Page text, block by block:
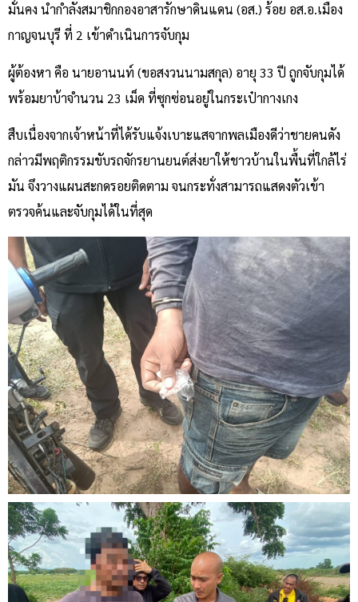
มั่นคง นำกำลังสมาชิกกองอาสารักษาดินแดน (อส.) ร้อย อส.อ.เมือง
กาญจนบุรี ที่ 2 เข้าดำเนินการจับกุม
ผู้ต้องหา คือ นายอานนท์ (ขอสงวนนามสกุล) อายุ 33 ปี ถูกจับกุมได้
พร้อมยาบ้าจำนวน 23 เม็ด ที่ซุกซ่อนอยู่ในกระเป๋ากางเกง
สืบเนื่องจากเจ้าหน้าที่ได้รับแจ้งเบาะแสจากพลเมืองดีว่าชายคนดัง
กล่าวมีพฤติกรรมขับรถจักรยานยนต์ส่งยาให้ชาวบ้านในพื้นที่ใกล้ไร่
มัน จึงวางแผนสะกดรอยติดตาม จนกระทั่งสามารถแสดงตัวเข้า
ตรวจค้นและจับกุมได้ในที่สุด